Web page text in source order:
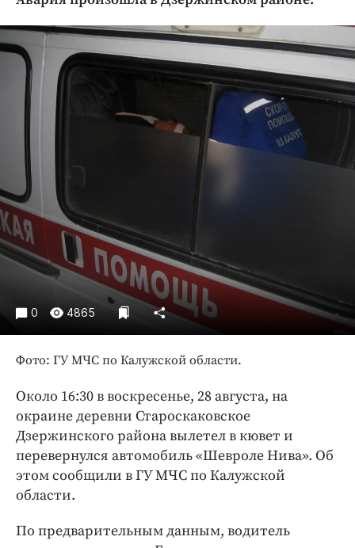
Криминал
Культура
Недвижимость и ЖКХ
Образование
Общество
Погода
Спорт
Экономика и бизнес
ПРОЕКТЫ
Блоги
Издания
Медиаперсона
Интересное чтиво
Бренд года
Работодатель года
0 4865
Фото: ГУ МЧС по Калужской области.
Около 16:30 в воскресенье, 28 августа, на
окраине деревни Староскаковское
Дзержинского района вылетел в кювет и
перевернулся автомобиль «Шевроле Нива». Об
этом сообщили в ГУ МЧС по Калужской
области.
По предварительным данным, водитель